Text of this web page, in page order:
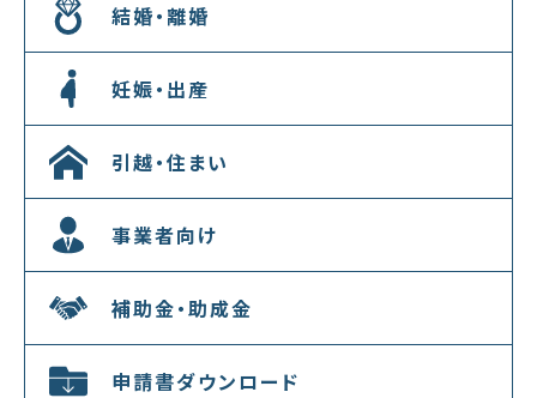
結婚・離婚
妊娠・出産
引越・住まい
事業者向け
補助金・助成金
申請書ダウンロード